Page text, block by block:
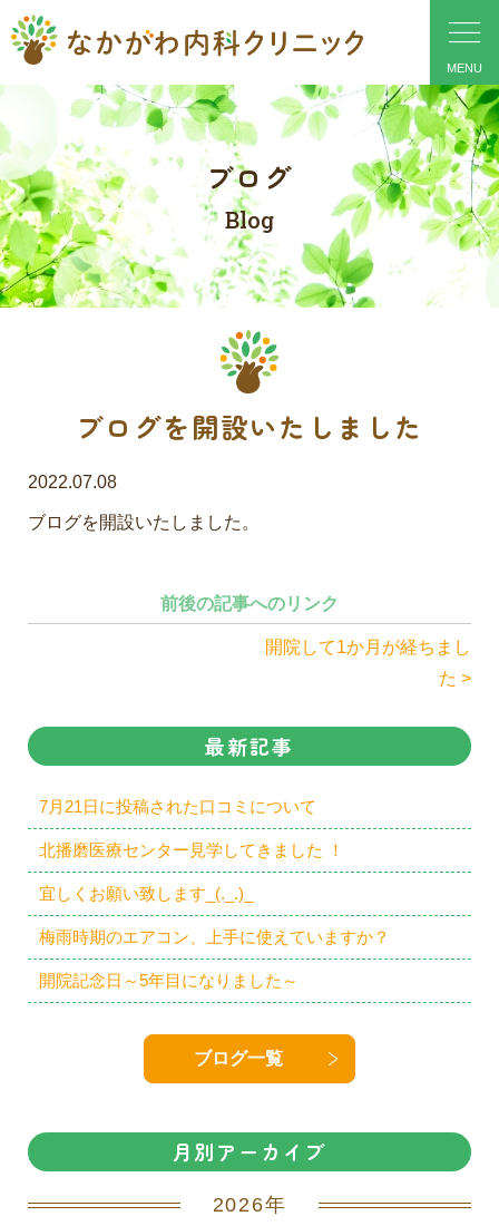
ブログ
Blog
ブログを開設いたしました
2022.07.08
ブログを開設いたしました。
前後の記事へのリンク
開院して1か月が経ちまし
た >
最新記事
7月21日に投稿された口コミについて
北播磨医療センター見学してきました ！
宜しくお願い致します_(._.)_
梅雨時期のエアコン、上手に使えていますか？
開院記念日～5年目になりました～
ブログ一覧
月別アーカイブ
2026年